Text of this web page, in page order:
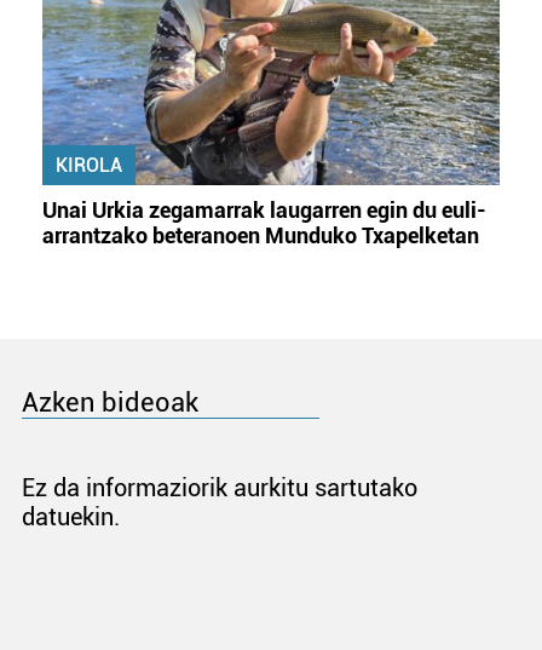
KIROLA
Unai Urkia zegamarrak laugarren egin du euli-
arrantzako beteranoen Munduko Txapelketan
Azken bideoak
Ez da informaziorik aurkitu sartutako
datuekin.